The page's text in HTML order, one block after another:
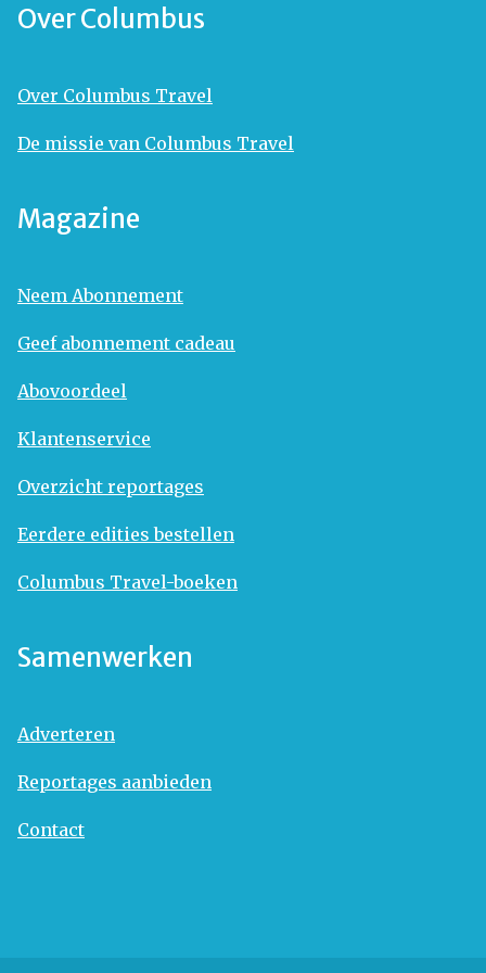
Over Columbus
Over Columbus Travel
De missie van Columbus Travel
Magazine
Neem Abonnement
Geef abonnement cadeau
Abovoordeel
Klantenservice
Overzicht reportages
Eerdere edities bestellen
Columbus Travel-boeken
Samenwerken
Adverteren
Reportages aanbieden
Contact